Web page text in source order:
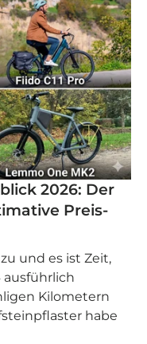
2026: Der
Preis-
und es ist Zeit,
ausführlich
Kilometern
habe